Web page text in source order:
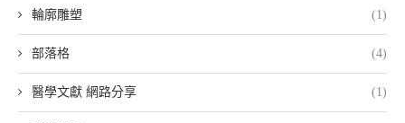
輪廓雕塑 (1)
部落格 (4)
醫學文獻 網路分享 (1)